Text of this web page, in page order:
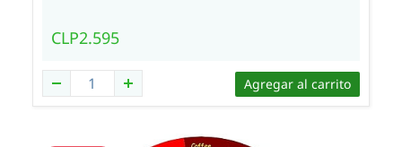
CLP2.595
Agregar al carrito